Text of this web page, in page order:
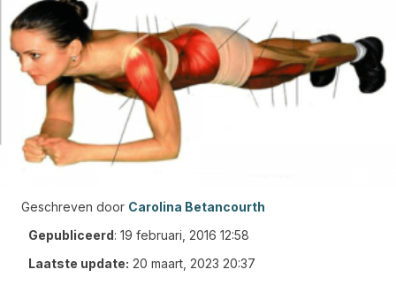
Geschreven door Carolina Betancourth
Gepubliceerd: 19 februari, 2016 12:58
Laatste update: 20 maart, 2023 20:37